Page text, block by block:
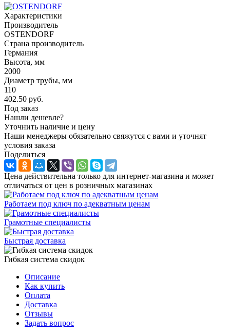
Характеристики
Производитель
OSTENDORF
Страна производитель
Германия
Высота, мм
2000
Диаметр трубы, мм
110
402.50 руб.
Под заказ
Нашли дешевле?
Уточнить наличие и цену
Наши менеджеры обязательно свяжутся с вами и уточнят
условия заказа
Поделиться
Цена действительна только для интернет-магазина и может
отличаться от цен в розничных магазинах
Работаем под ключ по адекватным ценам
Грамотные специалисты
Быстрая доставка
Гибкая система скидок
Описание
Как купить
Оплата
Доставка
Отзывы
Задать вопрос